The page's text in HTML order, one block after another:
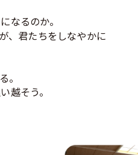
！
なるのか。
、君たちをしなやかに
。
越そう。